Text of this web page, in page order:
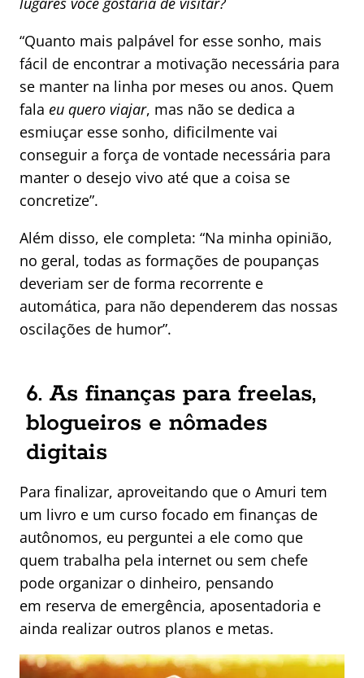
“Quanto mais palpável for esse sonho, mais
fácil de encontrar a motivação necessária para
se manter na linha por meses ou anos. Quem
fala eu quero viajar, mas não se dedica a
esmiuçar esse sonho, dificilmente vai
conseguir a força de vontade necessária para
manter o desejo vivo até que a coisa se
concretize”.
Além disso, ele completa: “Na minha opinião,
no geral, todas as formações de poupanças
deveriam ser de forma recorrente e
automática, para não dependerem das nossas
oscilações de humor”.
6. As finanças para freelas,
blogueiros e nômades
digitais
Para finalizar, aproveitando que o Amuri tem
um livro e um curso focado em finanças de
autônomos, eu perguntei a ele como que
quem trabalha pela internet ou sem chefe
pode organizar o dinheiro, pensando
em reserva de emergência, aposentadoria e
ainda realizar outros planos e metas.